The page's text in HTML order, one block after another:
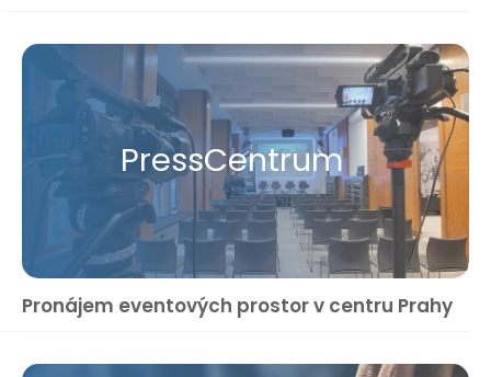
Press​Centrum
Pronájem eventových prostor v centru Prahy